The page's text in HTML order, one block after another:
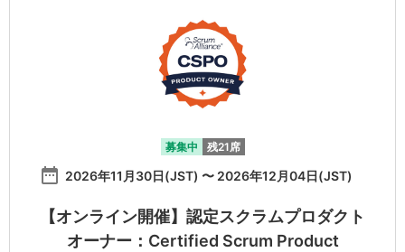
募集中 残21席
date_range 2026年11月30日(JST) 〜 2026年12月04日(JST)
【オンライン開催】認定スクラムプロダクト
オーナー：Certified Scrum Product